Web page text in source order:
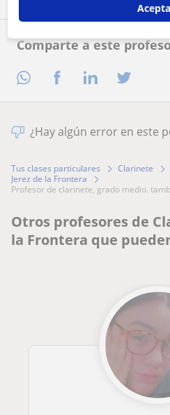
Comparte a este
¿Hay algún error en este
Tus clases particulares Clarinete
Jerez de la Frontera
profesor de clarinete, grado medio.
Otros profesores de
la Frontera que